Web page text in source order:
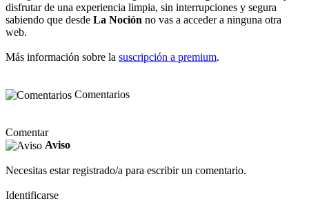
disfrutar de una experiencia limpia, sin interrupciones y segura
sabiendo que desde La Noción no vas a acceder a ninguna otra
web.
Más información sobre la suscripción a premium.
Comentarios
Comentar
Aviso
Necesitas estar registrado/a para escribir un comentario.
Identificarse